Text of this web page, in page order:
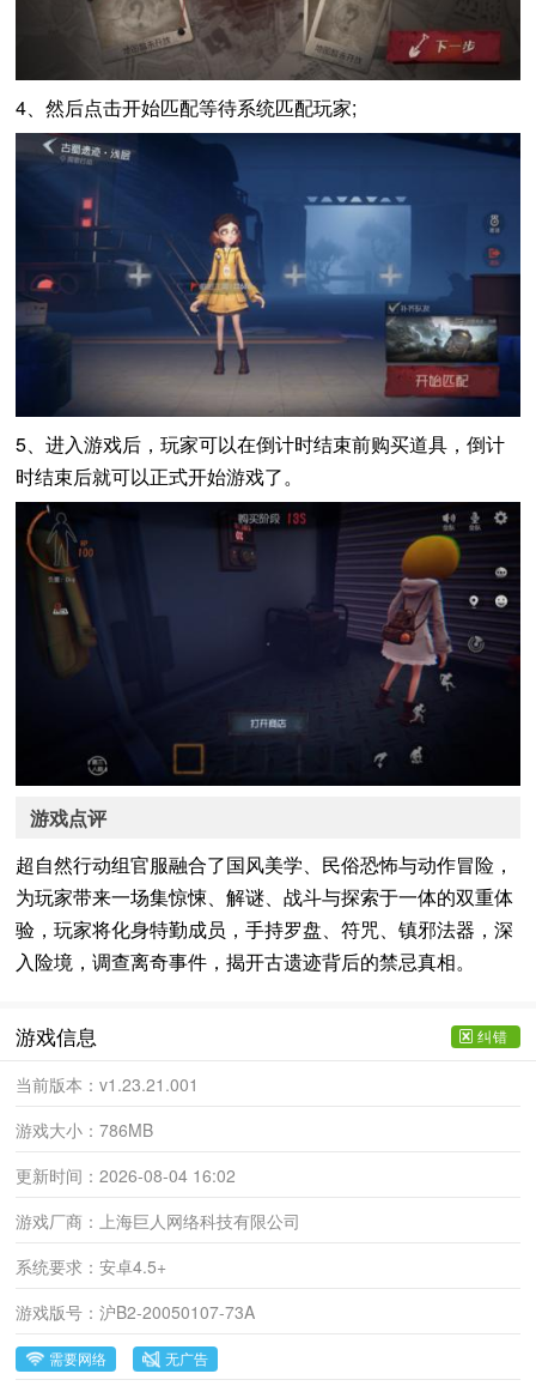
4、然后点击开始匹配等待系统匹配玩家;
5、进入游戏后，玩家可以在倒计时结束前购买道具，倒计
时结束后就可以正式开始游戏了。
游戏点评
超自然行动组官服融合了国风美学、民俗恐怖与动作冒险，
为玩家带来一场集惊悚、解谜、战斗与探索于一体的双重体
验，玩家将化身特勤成员，手持罗盘、符咒、镇邪法器，深
入险境，调查离奇事件，揭开古遗迹背后的禁忌真相。
游戏信息
当前版本：v1.23.21.001
游戏大小：786MB
更新时间：2026-08-04 16:02
游戏厂商： 上海巨人网络科技有限公司
系统要求：安卓4.5+
游戏版号：沪B2-20050107-73A
需要网络 无广告
纠错